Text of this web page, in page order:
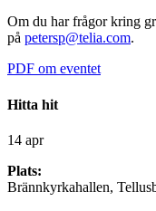
Om du har frågor kring
på petersp@telia.com.
PDF om eventet
Hitta hit
14 apr
Plats:
Brännkyrkahallen,